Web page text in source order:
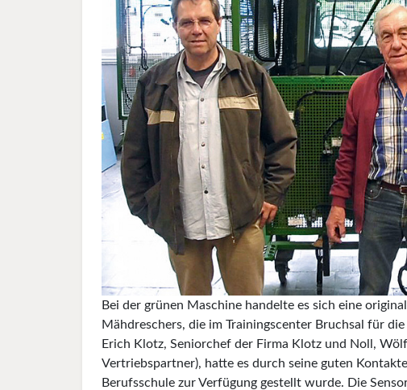
Bei der grünen Maschine handelte es sich eine
Mähdreschers, die im Trainingscenter Bruchsal für
Erich Klotz, Seniorchef der Firma Klotz und Noll,
Vertriebspartner), hatte es durch seine guten
Berufsschule zur Verfügung gestellt wurde. Die